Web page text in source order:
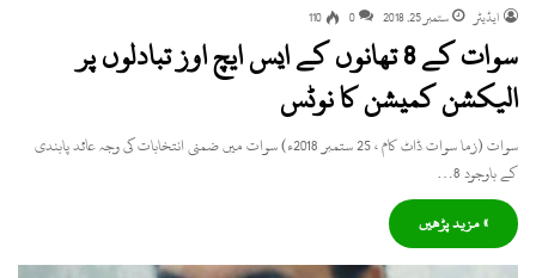
ایڈیٹر ستمبر 25, 2018 0
110
سوات کے 8 تھانوں کے ایس ایچ اوز تبادلوں پر
الیکشن کمیشن کا نوٹس
سوات (زما سوات ڈاٹ کام ، 25 ستمبر 2018ء) سوات میں ضمنی انتخابات کی وجہ عائد پابندی
کے باوجود 8…
» مزید پڑھیں